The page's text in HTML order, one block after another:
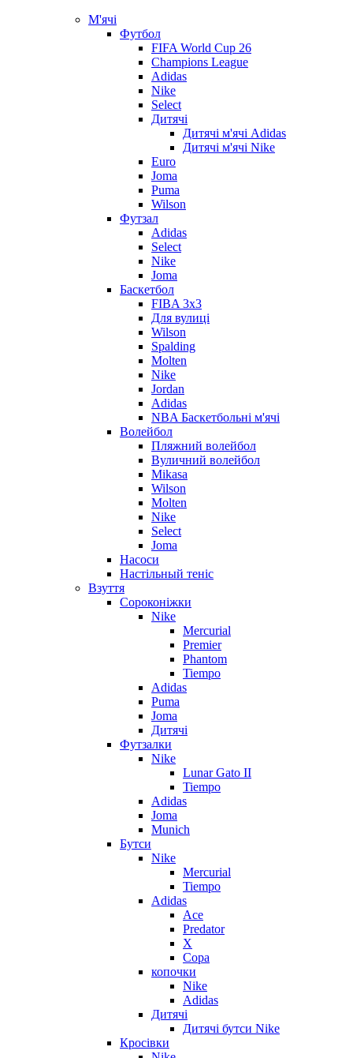
М'ячі
Футбол
FIFA World Cup 26
Champions League
Adidas
Nike
Select
Дитячі
Дитячі м'ячі Adidas
Дитячі м'ячі Nike
Euro
Joma
Puma
Wilson
Футзал
Adidas
Select
Nike
Joma
Баскетбол
FIBA 3x3
Для вулиці
Wilson
Spalding
Molten
Nike
Jordan
Adidas
NBA Баскетбольні м'ячі
Волейбол
Пляжний волейбол
Вуличний волейбол
Mikasa
Wilson
Molten
Nike
Select
Joma
Насоси
Настільный теніс
Взуття
Сороконіжки
Nike
Mercurial
Premier
Phantom
Tiempo
Adidas
Puma
Joma
Дитячі
Футзалки
Nike
Lunar Gato II
Tiempo
Adidas
Joma
Munich
Бутси
Nike
Mercurial
Tiempo
Adidas
Ace
Predator
X
Copa
копочки
Nike
Adidas
Дитячі
Дитячі бутси Nike
Кросівки